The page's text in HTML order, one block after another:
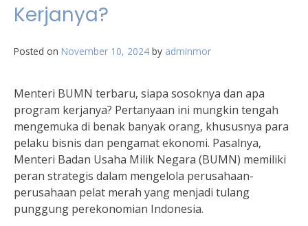
Kerjanya?
Posted on November 10, 2024 by adminmor
Menteri BUMN terbaru, siapa sosoknya dan apa
program kerjanya? Pertanyaan ini mungkin tengah
mengemuka di benak banyak orang, khususnya para
pelaku bisnis dan pengamat ekonomi. Pasalnya,
Menteri Badan Usaha Milik Negara (BUMN) memiliki
peran strategis dalam mengelola perusahaan-
perusahaan pelat merah yang menjadi tulang
punggung perekonomian Indonesia.